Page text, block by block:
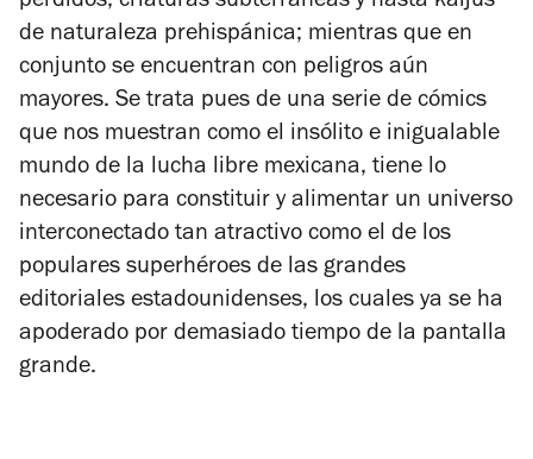
de naturaleza prehispánica; mientras que en
conjunto se encuentran con peligros aún
mayores. Se trata pues de una serie de cómics
que nos muestran como el insólito e inigualable
mundo de la lucha libre mexicana, tiene lo
necesario para constituir y alimentar un universo
interconectado tan atractivo como el de los
populares superhéroes de las grandes
editoriales estadounidenses, los cuales ya se ha
apoderado por demasiado tiempo de la pantalla
grande.